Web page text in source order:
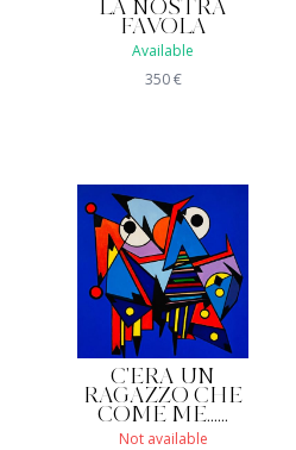
LA NOSTRA
FAVOLA
Available
350€
C'ERA UN
RAGAZZO CHE
COME ME......
Not available